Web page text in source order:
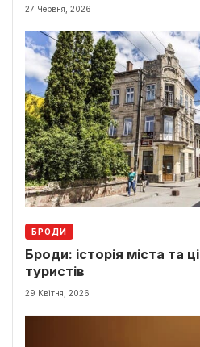
27 Червня, 2026
БРОДИ
Броди: історія міста та
туристів
29 Квітня, 2026